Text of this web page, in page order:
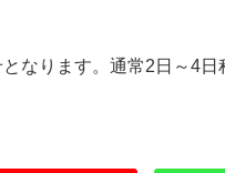
なります。通常2日～4